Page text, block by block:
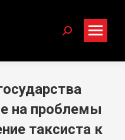
Search:
на проблемы
таксиста к